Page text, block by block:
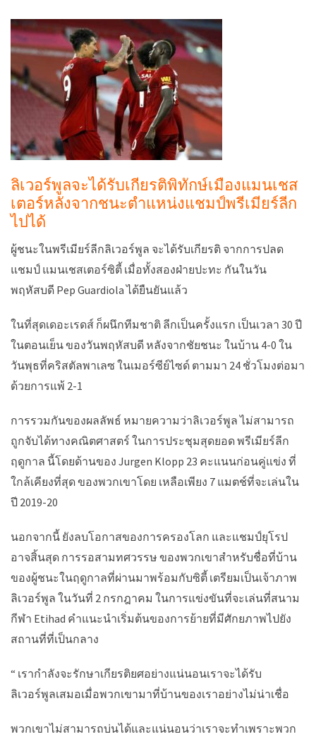
ลิเวอร์พูลจะได้รับเกียรติพิทักษ์เมืองแมนเชส
เตอร์หลังจากชนะตำแหน่งแชมป์พรีเมียร์ลีก
ไปได้
ผู้ชนะในพรีเมียร์ลีกลิเวอร์พูล จะได้รับเกียรติ จากการปลด
แชมป์ แมนเชสเตอร์ซิตี้ เมื่อทั้งสองฝ่ายปะทะ กันในวัน
พฤหัสบดี Pep Guardiola ได้ยืนยันแล้ว
ในที่สุดเดอะเรดส์ ก็ผนึกทีมชาติ ลีกเป็นครั้งแรก เป็นเวลา 30 ปี
ในตอนเย็น ของวันพฤหัสบดี หลังจากชัยชนะ ในบ้าน 4-0 ใน
วันพุธที่คริสตัลพาเลซ ในเมอร์ซีย์ไซด์ ตามมา 24 ชั่วโมงต่อมา
ด้วยการแพ้ 2-1
การรวมกันของผลลัพธ์ หมายความว่าลิเวอร์พูล ไม่สามารถ
ถูกจับได้ทางคณิตศาสตร์ ในการประชุมสุดยอด พรีเมียร์ลีก
ฤดูกาล นี้โดยด้านของ Jurgen Klopp 23 คะแนนก่อนคู่แข่ง ที่
ใกล้เคียงที่สุด ของพวกเขาโดย เหลือเพียง 7 แมตช์ที่จะเล่นใน
ปี 2019-20
นอกจากนี้ ยังลบโอกาสของการครองโลก และแชมป์ยุโรป
อาจสิ้นสุด การรอสามทศวรรษ ของพวกเขาสำหรับชื่อที่บ้าน
ของผู้ชนะในฤดูกาลที่ผ่านมาพร้อมกับซิตี้ เตรียมเป็นเจ้าภาพ
ลิเวอร์พูล ในวันที่ 2 กรกฎาคม ในการแข่งขันที่จะเล่นที่สนาม
กีฬา Etihad คำแนะนำเริ่มต้นของการย้ายที่มีศักยภาพไปยัง
สถานที่ที่เป็นกลาง
“ เรากำลังจะรักษาเกียรติยศอย่างแน่นอนเราจะได้รับ
ลิเวอร์พูลเสมอเมื่อพวกเขามาที่บ้านของเราอย่างไม่น่าเชื่อ
พวกเขาไม่สามารถบ่นได้และแน่นอนว่าเราจะทำเพราะพวก